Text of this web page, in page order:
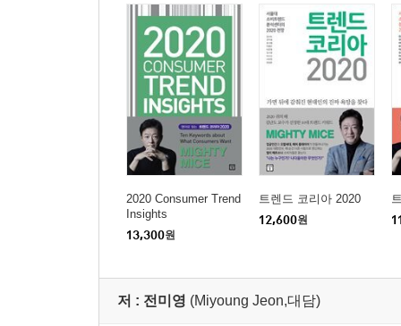
2020 Consumer Trend
Insights
13,300원
트렌드 코리아 2020
12,600원
저 : 전미영 (Miyoung Jeon,대담)